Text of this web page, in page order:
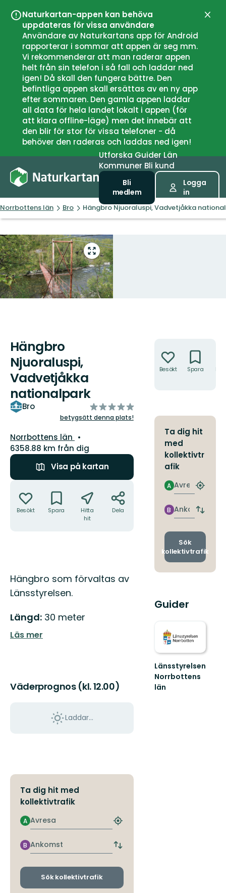
Naturkartan-appen kan behöva
uppdateras för vissa användare
Användare av Naturkartans app för Android
rapporterar i sommar att appen är seg mm.
Vi rekommenderar att man raderar appen
helt från sin telefon i så fall och laddar ned
igen! Då skall den fungera bättre. Den
befintliga appen skall ersättas av en ny app
efter sommaren. Den gamla appen laddar
all data för hela landet lokalt i appen (för
att klara offline-läge) men det innebär att
den blir för stor för vissa telefoner - då
behöver den raderas och laddas ned igen!
UtforskaGuiderLän
Kommuner Bli kund
Bli
medlem
Logga
in
Norrbottens län Bro Hängbro Njuoraluspi, Vadvetjåkka
Gå
till
helskärmsläge
Hängbro
Njuoraluspi,
Vadvetjåkka
nationalpark
Bro
av
5
betygsätt denna plats!
Län:
Norrbottens län
6358.88 km från dig
Visa på kartan
Besökt Spara
Hitta
hit
Dela
Beskrivning
Hängbro som förvaltas av
Länsstyrelsen.
Längd: 30 meter
Läs mer
Väderprognos (kl. 12.00)
Laddar...
Ta dig hit med
kollektivtrafik
Avresa
A
Hitta
hållplats
Ankomst
B
Byt
och
Sök kollektivtrafik
Besökt Spara
Ta dig hit
med
kollektivtr
afik
Avresa
A
Hitta
Ankomst
B
Byt
och
Sök
kollektivtrafik
Guider
Länsstyrelsen
Norrbottens
län